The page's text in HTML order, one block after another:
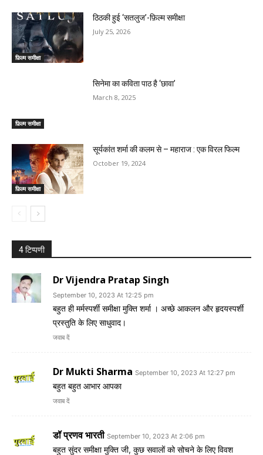
फ़िल्म समीक्षा
ठिठकी हुई ‘सतलुज’-फ़िल्म समीक्षा
July 25, 2026
फ़िल्म समीक्षा
सिनेमा का कविता पाठ है ‘छावा’
March 8, 2025
फ़िल्म समीक्षा
सूर्यकांत शर्मा की कलम से – महाराज : एक विरल फिल्म
October 19, 2024
4 टिप्पणी
Dr Vijendra Pratap Singh
September 10, 2023 At 12:25 pm
बहुत ही मर्मस्पर्शी समीक्षा मुक्ति शर्मा । अच्छे आकलन और हृदयस्पर्शी
प्रस्तुति के लिए साधुवाद।
जवाब दें
Dr Mukti Sharma September 10, 2023 At 12:27 pm
बहुत बहुत आभार आपका
जवाब दें
डॉ प्रणव भारती September 10, 2023 At 2:06 pm
बहुत सुंदर समीक्षा मुक्ति जी, कुछ सवालों को सोचने के लिए विवश